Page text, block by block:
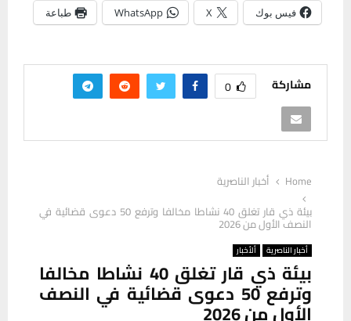
فيس بوك X
WhatsApp طباعة
مشاركة 0
Home
أخبار الناصرية
بيئة ذي قار تغلق 40 نشاطا مخالفا وترفع 50 دعوى قضائية في
النصف الأول من 2026
أخبار الناصرية ألأخبار
بيئة ذي قار تغلق 40 نشاطا مخالفا
وترفع 50 دعوى قضائية في النصف
الأول من 2026